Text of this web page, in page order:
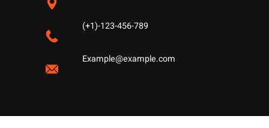
(+1)-123-456-789
Example@example.com